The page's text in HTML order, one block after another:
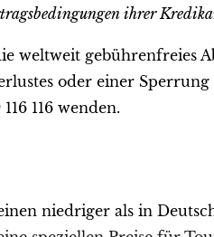
ihrer
weltweit gebührenfreies
oder einer
116 wenden.
niedriger als in